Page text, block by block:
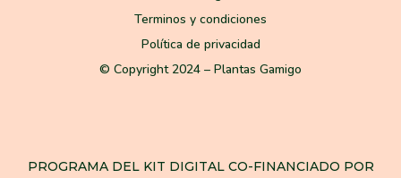
Terminos y condiciones
Política de privacidad
© Copyright 2024 – Plantas Gamigo
PROGRAMA DEL KIT DIGITAL CO-FINANCIADO POR